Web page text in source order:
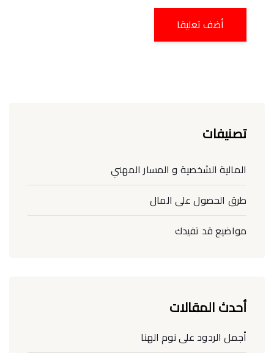
تصنيفات
المالية الشخصية و المسار المهني
طرق الحصول على المال
مواضيع قد تفيدك
أحدث المقالات
أجمل الردود على نوم الهنا